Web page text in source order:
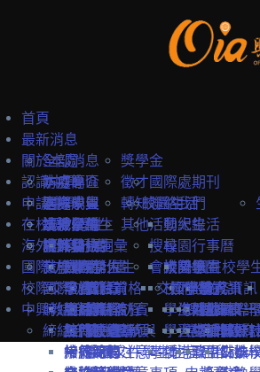
首頁
最新消息
全部消息
防疫專區
國際學生
本地學生
教職員
獎學金
徵才
轉知
其他
關於本處
本處簡介
本處成員
法規彙編
中英雙語詞彙
國際處期刊
聯絡我們
活動紀錄
搜尋
會議記錄
認識中興
選擇中興
認識台灣
認識台中
就學費用
學費
生活費
工作機會
校園生活
興大生活
校園行事曆
校園地圖
校內設施
學生活動
學習生活
學生住宿
申請中興
境外學位生
身分別
國際學位生
國籍資格
申請流程
招生系所
申請文件
大陸學生
申請資訊
課程資訊
常見問題
僑港澳生
在校境外學生
境外學位生
外國新生
抵台前
抵台後
統一證號與
簽證
外國在校學
教務資訊
選課資訊
工作證
居留證
海外教育計畫
交換學生計畫
申請簡章
申請流程
熱門校統計
常見問題
交換學校資訊
海外地區
大陸地區
國際訪賓與學人
國際訪賓
關於國際訪賓
接待原則
接待紀錄
國際學人
關於國際
交換教授
歐盟
校際交流合作
締結合約
締約注意事項
締約流程
姊妹校一
姊妹
姊妹
中興教職員
締結合約
一般締約注意事項
海外教育
交換